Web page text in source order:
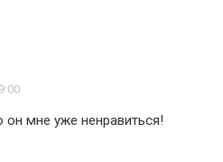
он мне уже ненравиться!